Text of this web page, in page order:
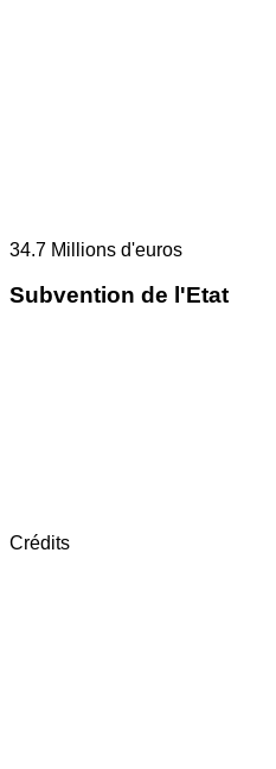
34.7 Millions d'euros
Subvention de l'Etat
Crédits